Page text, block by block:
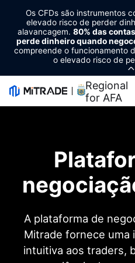
Os CFDs são instrumentos
elevado risco de perder
alavancagem. 80% das
perde dinheiro quando
compreende o funcionamento
o elevado risco de
Regional
for AFA
Matérias-primas
Criptomoedas
Ações
Gestão de risco
Custo e encargos
Ferramentas de mercado
Calendário económico
Notícias
Noções básicas
EBook
Empresa
Sobre Mitrade
Apoio
A plataforma de
Mitrade fornece uma
intuitiva aos traders,